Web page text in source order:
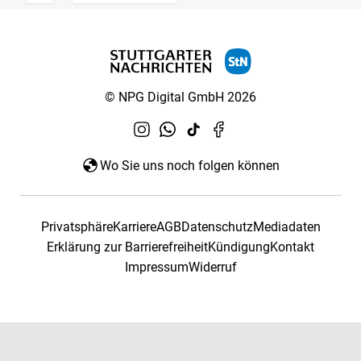
© NPG Digital GmbH 2026
Wo Sie uns noch folgen können
PrivatsphäreKarriereAGBDatenschutzMediadaten
Erklärung zur BarrierefreiheitKündigungKontakt
ImpressumWiderruf